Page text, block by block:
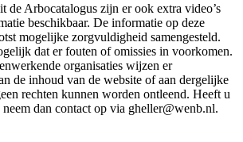
de Arbocatalogus zijn er ook extra video’s
beschikbaar. De informatie op deze
mogelijke zorgvuldigheid samengesteld.
dat er fouten of omissies in voorkomen.
organisaties wijzen er
de inhoud van de website of aan dergelijke
rechten kunnen worden ontleend. Heeft u
dan contact op via gheller@wenb.nl.